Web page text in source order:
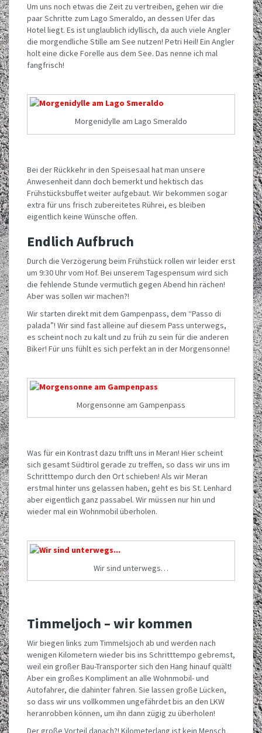
Um uns noch etwas die Zeit zu vertreiben, gehen wir die
paar Schritte zum Lago Smeraldo, an dessen Ufer das
Hotel liegt. Es ist unglaublich idyllisch, da auch viele Angler
die morgendliche Stille am See nutzen! Petri Heil! Ein Angler
holt eine dicke Forelle aus dem See. Das nenne ich mal
fangfrisch!
Morgenidylle am Lago Smeraldo
Bei der Rückkehr in den Speisesaal hat man unsere
Anwesenheit dann doch bemerkt und hektisch das
Frühstücksbuffet weiter aufgebaut. Wir bekommen sogar
extra für uns frisch zubereitetes Rührei, es bleiben
eigentlich keine Wünsche offen.
Endlich Aufbruch
Durch die Verzögerung beim Frühstück rollen wir leider erst
um 9:30 Uhr vom Hof. Bei unserem Tagespensum wird sich
die fehlende Stunde vermutlich gegen Abend hin rächen!
Aber was sollen wir machen?!
Wir starten direkt mit dem Gampenpass, dem “Passo di
palada”! Wir sind fast alleine auf diesem Pass unterwegs,
es scheint noch zu kalt und zu früh zu sein für die anderen
Biker! Für uns fühlt es sich perfekt an in der Morgensonne!
Morgensonne am Gampenpass
Was für ein Kontrast dazu trifft uns in Meran! Hier scheint
sich gesamt Südtirol gerade zu treffen, so dass wir uns im
Schritttempo durch den Ort schieben! Als wir Meran
erstmal hinter uns gelassen haben, geht es bis St. Lenhard
aber eigentlich ganz passabel. Wir müssen nur hin und
wieder mal ein Wohnmobil überholen.
Wir sind unterwegs…
Timmeljoch – wir kommen
Wir biegen links zum Timmelsjoch ab und werden nach
wenigen Kilometern wieder bis ins Schritttempo gebremst,
weil ein großer Bau-Transporter sich den Hang hinauf quält!
Aber ein großes Kompliment an alle Wohnmobil- und
Autofahrer, die dahinter fahren. Sie lassen große Lücken,
so dass wir uns vollkommen ungefährdet bis an den LKW
heranrobben können, um ihn dann zügig zu überholen!
Der große Vorteil danach?! Kilometerlang ist kein Mensch